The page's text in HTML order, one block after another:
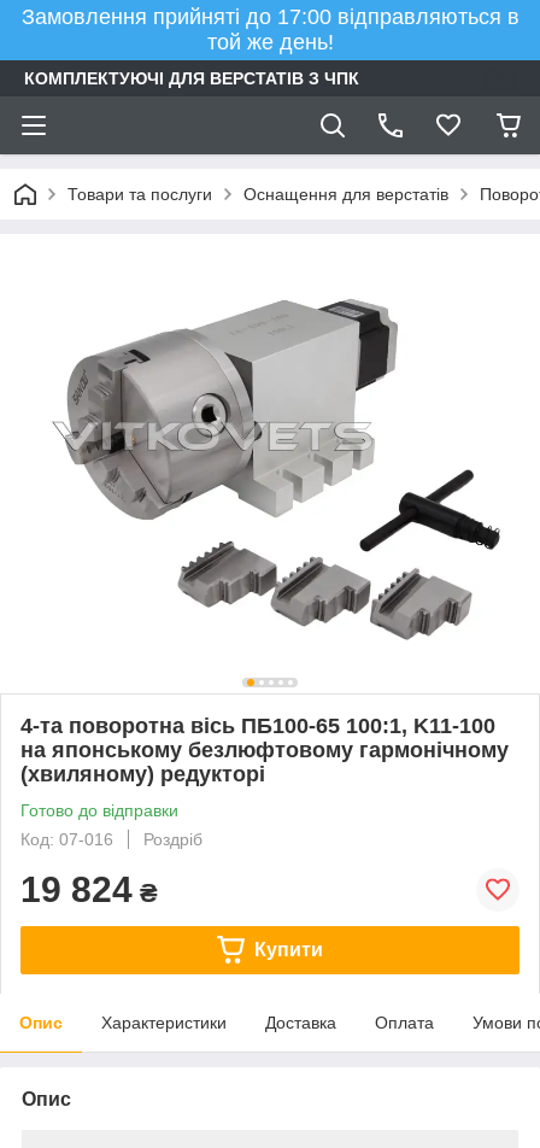
Замовлення прийняті до 17:00 відправляються в
той же день!
КОМПЛЕКТУЮЧІ ДЛЯ ВЕРСТАТІВ З ЧПК
Товари та послуги Оснащення для верстатів
4-та поворотна вісь ПБ100-65 100:1, K11-100
на японському безлюфтовому гармонічному
(хвиляному) редукторі
Готово до відправки
Код: 07-016
Роздріб
19 824 ₴
Купити
Опис Характеристики Доставка Оплата Умови
Опис